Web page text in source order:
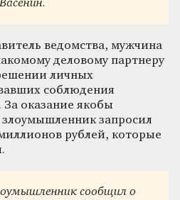
ведомства, мужчина
деловому партнеру
личных
соблюдения
оказание якобы
злоумышленник запросил
рублей, которые
сообщил о